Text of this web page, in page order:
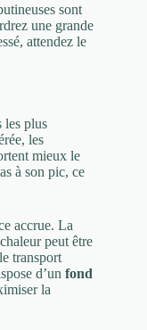
sont
une grande
attendez le
les plus
les
mieux le
à son pic, ce
accrue. La
peut être
transport
d’un fond
la